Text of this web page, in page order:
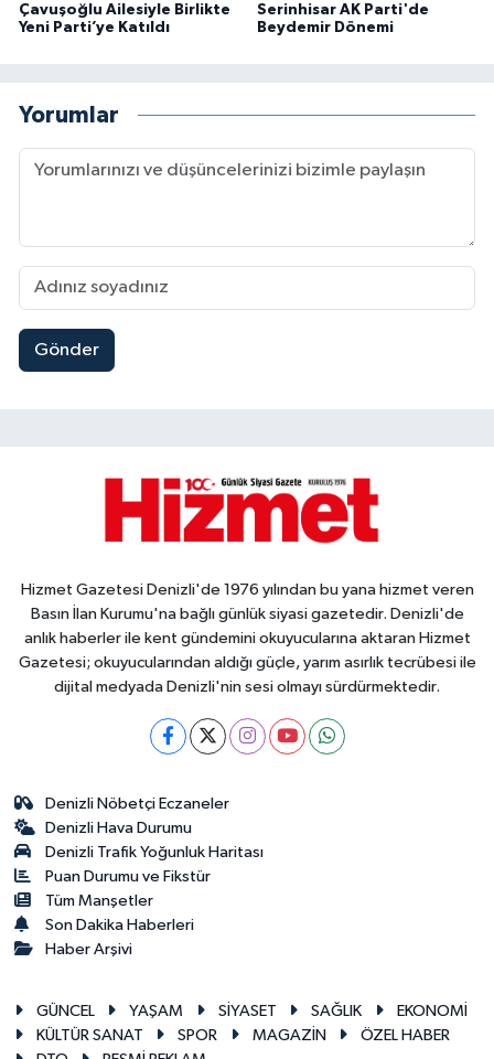
Çavuşoğlu Ailesiyle Birlikte
Yeni Parti’ye Katıldı
Serinhisar AK Parti'de
Beydemir Dönemi
Yorumlar
Gönder
Hizmet Gazetesi Denizli'de 1976 yılından bu yana hizmet veren
Basın İlan Kurumu'na bağlı günlük siyasi gazetedir. Denizli'de
anlık haberler ile kent gündemini okuyucularına aktaran Hizmet
Gazetesi; okuyucularından aldığı güçle, yarım asırlık tecrübesi ile
dijital medyada Denizli'nin sesi olmayı sürdürmektedir.
Denizli Nöbetçi Eczaneler
Denizli Hava Durumu
Denizli Trafik Yoğunluk Haritası
Puan Durumu ve Fikstür
Tüm Manşetler
Son Dakika Haberleri
Haber Arşivi
GÜNCEL YAŞAM SİYASET SAĞLIK
EKONOMİ
KÜLTÜR SANAT
SPOR MAGAZİN
ÖZEL HABER